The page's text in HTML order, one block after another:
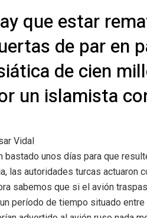
que estar
de par en
de cien
un islamista
Vidal
bastado unos días para que
las autoridades turcas actuaron
sabemos que si el avión
período de tiempo situado